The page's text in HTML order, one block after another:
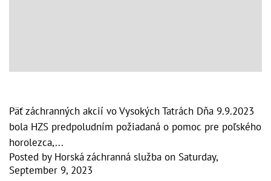
Päť záchranných akcií vo Vysokých Tatrách Dňa 9.9.2023
bola HZS predpoludním požiadaná o pomoc pre poľského
horolezca,...
Posted by Horská záchranná služba on Saturday,
September 9, 2023